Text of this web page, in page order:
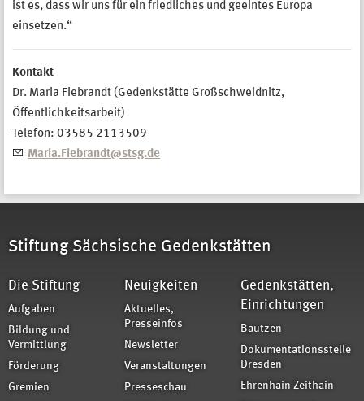
ist es, dass wir uns für ein friedliches und geeintes Europa
einsetzen.“
Kontakt
Dr. Maria Fiebrandt (Gedenkstätte Großschweidnitz,
Öffentlichkeitsarbeit)
Telefon: 03585 2113509
Maria.Fiebrandt@stsg.de
Stiftung Sächsische Gedenkstätten
Die Stiftung
Aufgaben
Bildung und
Vermittlung
Förderung
Gremien
Neuigkeiten
Aktuelles,
Presseinfos
Newsletter
Veranstaltungen
Presseschau
Gedenkstätten,
Einrichtungen
Bautzen
Dokumentationsstelle
Dresden
Ehrenhain Zeithain